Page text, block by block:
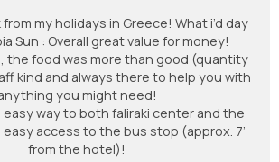
my holidays in Greece! What i’d day
Sun : Overall great value for money!
the food was more than good (quantity
kind and always there to help you with
you might need!
easy way to both faliraki center and the
access to the bus stop (approx. 7’
from the hotel)!